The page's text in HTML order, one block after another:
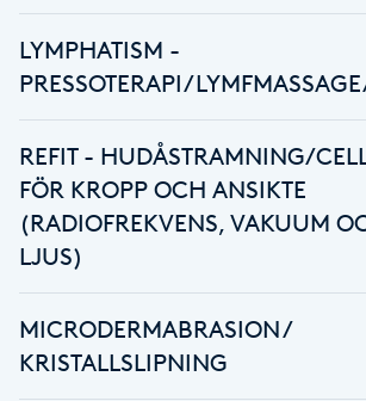
Gellack
Gellack med förstärkning
Gravidmassage
Gravidyoga
Gruppträning
LYMPHATISM -
PRESSOTERAPI/
REFIT - HUDÅSTRAMNING/
FÖR KROPP OCH ANSIKTE
(RADIOFREKVENS, VAKUUM
LJUS)
MICRODERMABRASION /
KRISTALLSLIPNING